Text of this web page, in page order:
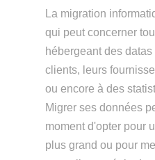
La migration
qui peut concerner
hébergeant des
clients, leurs
ou encore à des
Migrer ses données
moment d'opter pour
plus grand ou pour